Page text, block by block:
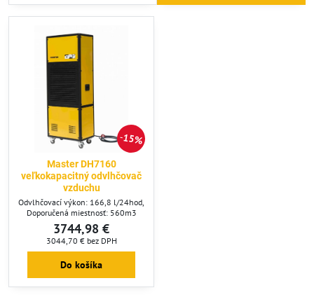
15%
Master DH7160
veľkokapacitný odvlhčovač
vzduchu
Odvlhčovací výkon: 166,8 l/24hod,
Doporučená miestnosť: 560m3
3744,98 €
3044,70 € bez DPH
Do košíka